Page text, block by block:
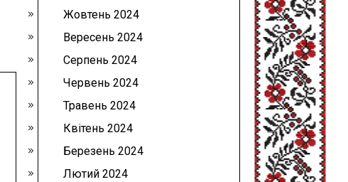
Жовтень 2024
Вересень 2024
Серпень 2024
Червень 2024
Травень 2024
Квітень 2024
Березень 2024
Лютий 2024